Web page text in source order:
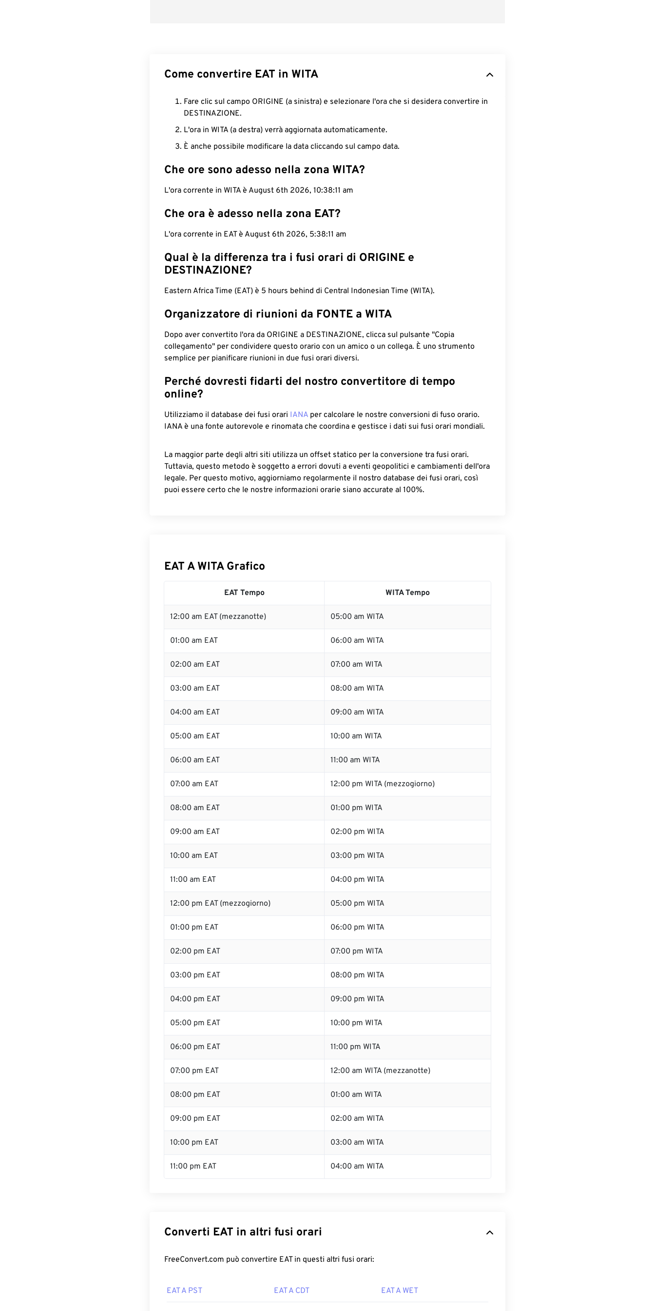
Come convertire EAT in WITA
Fare clic sul campo ORIGINE (a sinistra) e selezionare l'ora che si desidera convertire in
DESTINAZIONE.
L'ora in WITA (a destra) verrà aggiornata automaticamente.
È anche possibile modificare la data cliccando sul campo data.
Che ore sono adesso nella zona WITA?
L'ora corrente in WITA è August 6th 2026, 10:38:12 am
Che ora è adesso nella zona EAT?
L'ora corrente in EAT è August 6th 2026, 5:38:12 am
Qual è la differenza tra i fusi orari di ORIGINE e
DESTINAZIONE?
Eastern Africa Time (EAT) è 5 hours behind di Central Indonesian Time (WITA).
Organizzatore di riunioni da FONTE a WITA
Dopo aver convertito l'ora da ORIGINE a DESTINAZIONE, clicca sul pulsante "Copia
collegamento" per condividere questo orario con un amico o un collega. È uno strumento
semplice per pianificare riunioni in due fusi orari diversi.
Perché dovresti fidarti del nostro convertitore di tempo
online?
Utilizziamo il database dei fusi orari IANA per calcolare le nostre conversioni di fuso orario.
IANA è una fonte autorevole e rinomata che coordina e gestisce i dati sui fusi orari mondiali.
La maggior parte degli altri siti utilizza un offset statico per la conversione tra fusi orari.
Tuttavia, questo metodo è soggetto a errori dovuti a eventi geopolitici e cambiamenti dell'ora
legale. Per questo motivo, aggiorniamo regolarmente il nostro database dei fusi orari, così
puoi essere certo che le nostre informazioni orarie siano accurate al 100%.
EAT A WITA Grafico
EAT Tempo WITA Tempo
12:00 am EAT (mezzanotte) 05:00 am WITA
01:00 am EAT 06:00 am WITA
02:00 am EAT 07:00 am WITA
03:00 am EAT 08:00 am WITA
04:00 am EAT 09:00 am WITA
05:00 am EAT 10:00 am WITA
06:00 am EAT 11:00 am WITA
07:00 am EAT 12:00 pm WITA (mezzogiorno)
08:00 am EAT 01:00 pm WITA
09:00 am EAT 02:00 pm WITA
10:00 am EAT 03:00 pm WITA
11:00 am EAT 04:00 pm WITA
12:00 pm EAT (mezzogiorno) 05:00 pm WITA
01:00 pm EAT 06:00 pm WITA
02:00 pm EAT 07:00 pm WITA
03:00 pm EAT 08:00 pm WITA
04:00 pm EAT 09:00 pm WITA
05:00 pm EAT 10:00 pm WITA
06:00 pm EAT 11:00 pm WITA
07:00 pm EAT 12:00 am WITA (mezzanotte)
08:00 pm EAT 01:00 am WITA
09:00 pm EAT 02:00 am WITA
10:00 pm EAT 03:00 am WITA
11:00 pm EAT 04:00 am WITA
Converti EAT in altri fusi orari
FreeConvert.com può convertire EAT in questi altri fusi orari:
EAT A PST EAT A CDT EAT A WET